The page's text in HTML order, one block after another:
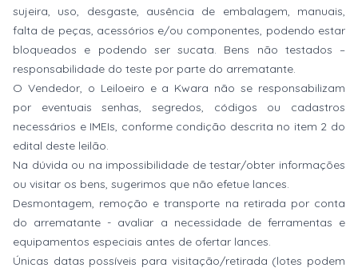
sujeira, uso, desgaste, ausência de embalagem, manuais,
falta de peças, acessórios e/ou componentes, podendo estar
bloqueados e podendo ser sucata. Bens não testados –
responsabilidade do teste por parte do arrematante.
O Vendedor, o Leiloeiro e a Kwara não se responsabilizam
por eventuais senhas, segredos, códigos ou cadastros
necessários e IMEIs, conforme condição descrita no item 2 do
edital deste leilão.
Na dúvida ou na impossibilidade de testar/obter informações
ou visitar os bens, sugerimos que não efetue lances.
Desmontagem, remoção e transporte na retirada por conta
do arrematante - avaliar a necessidade de ferramentas e
equipamentos especiais antes de ofertar lances.
Únicas datas possíveis para visitação/retirada (lotes podem